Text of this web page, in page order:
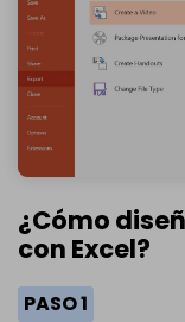
¿Cómo
con Excel?
PASO 1